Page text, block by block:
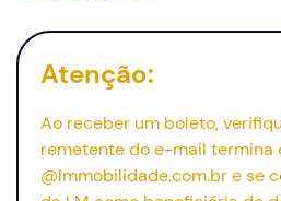
Atenção:
Ao receber um boleto,
remetente doe-mail termina
@lmmobilidade.com.br e se